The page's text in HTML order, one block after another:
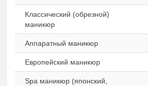
Классический (обрезной)
маникюр
Аппаратный маникюр
Европейский маникюр
Spa маникюр (японский,